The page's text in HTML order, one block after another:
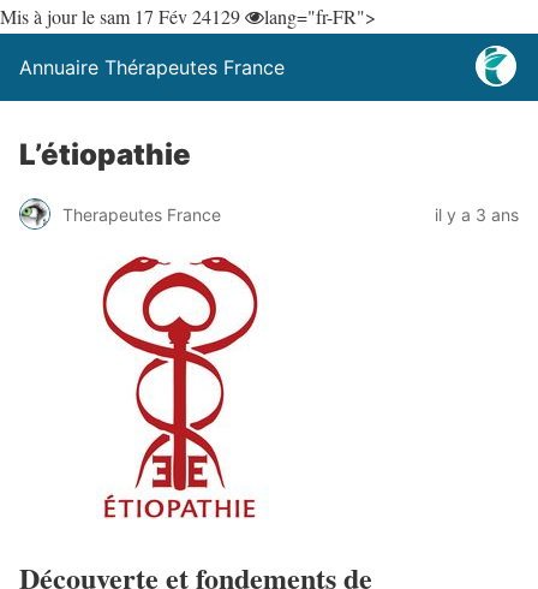
Mis à jour le sam 17 Fév 24129 lang="fr-FR">
Annuaire Thérapeutes France
L’étiopathie
Therapeutes France il y a 3 ans
Découverte et fondements de